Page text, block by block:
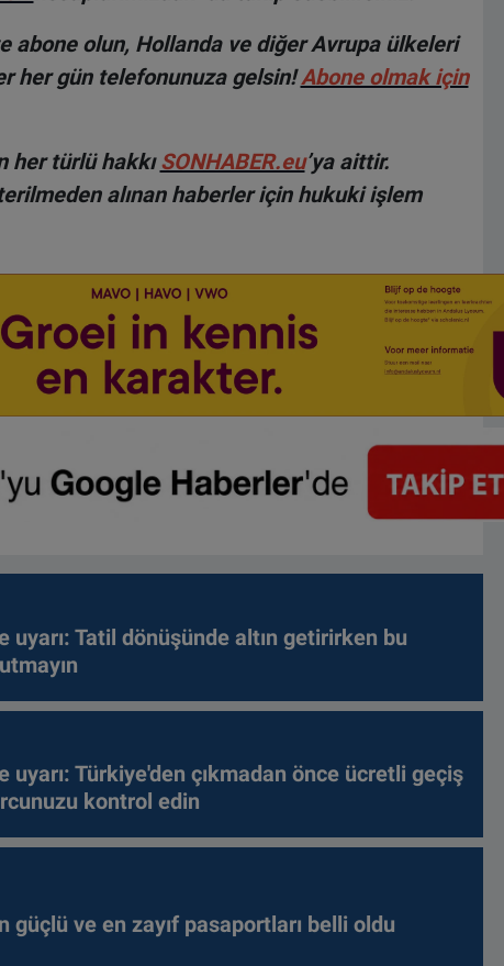
abone olun, Hollanda ve diğer Avrupa ülkeleri
her gün telefonunuza gelsin!Abone olmak için
her türlü hakkıSONHABER.eu’ya aittir.
alınan haberler için hukuki işlem
uyarı: Tatil dönüşünde altın getirirken bu
uyarı: Türkiye'den çıkmadan önce ücretli geçiş
kontrol edin
güçlü ve en zayıf pasaportları belli oldu